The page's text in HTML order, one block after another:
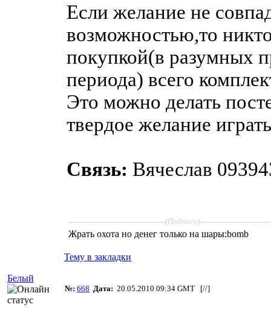
Если желание не
возможностью,то
покупкой(в разумных
периода) всего
Это можно делать
твердое желание
Связь: Вячеслав
(Подпись)
Жрать охота но денег только на шары:bomb
Тему в закладки
Белый
№: 668 Дата: 20.05.2010 09:34 GMT [//]